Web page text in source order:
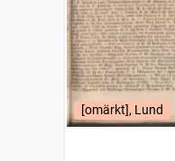
[omärkt], Lund